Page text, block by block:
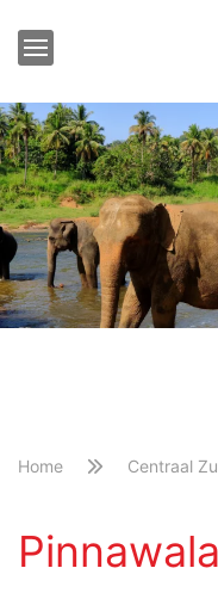
Home Centraal
Pinnawala